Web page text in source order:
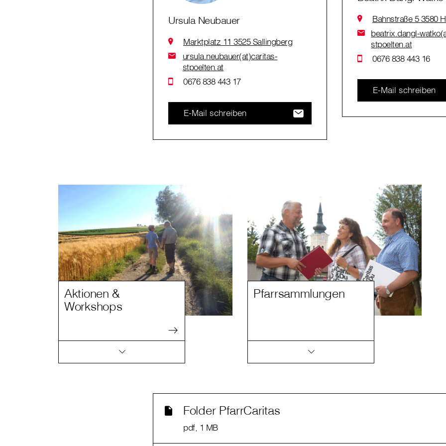
Bahnstraße 5 3580
beatrix.dangl-
stpoelten.at
0676 838 443 16
E-Mail schreiben
Ursula Neubauer
Marktplatz 11 3525 Sallingberg
ursula.neubauer(at)caritas-
stpoelten.at
0676 838 443 17
E-Mail schreiben
Aktionen &
Workshops
Pfarrsammlungen
Folder PfarrCaritas
pdf, 1 MB